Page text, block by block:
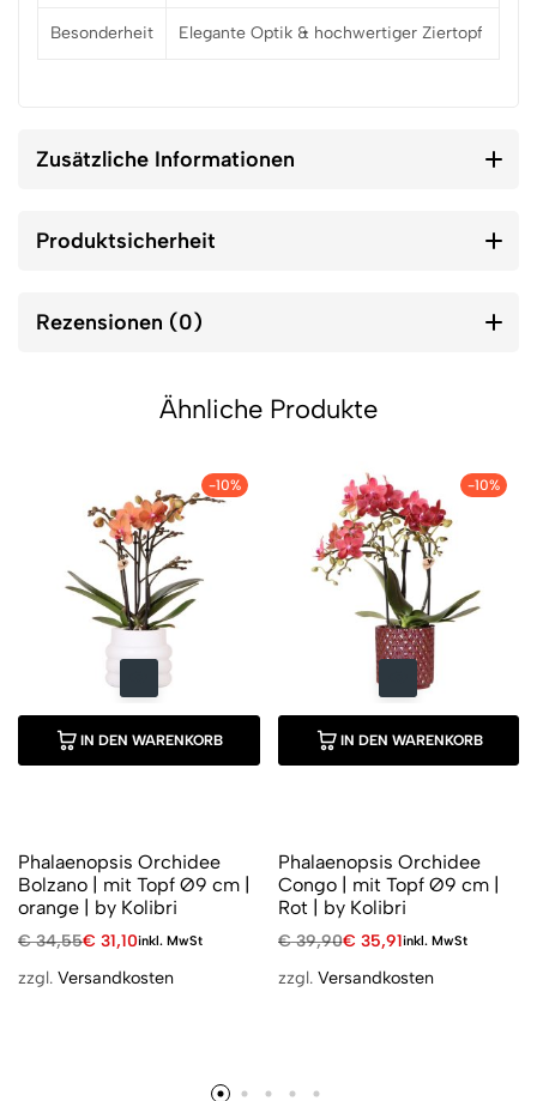
Besonderheit Elegante Optik & hochwertiger Ziertopf
Zusätzliche Informationen
Produktsicherheit
Rezensionen (0)
Ähnliche Produkte
-10%
IN DEN WARENKORB
Phalaenopsis Orchidee
Bolzano | mit Topf Ø9 cm |
orange | by Kolibri
€34,55€ 31,10inkl. MwSt
zzgl. Versandkosten
-10%
IN DEN WARENKORB
Phalaenopsis Orchidee
Congo | mit Topf Ø9 cm |
Rot | by Kolibri
€39,90€ 35,91inkl. MwSt
zzgl. Versandkosten